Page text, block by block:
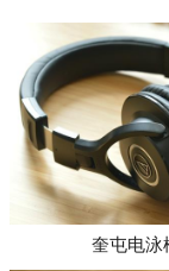
奎屯电泳